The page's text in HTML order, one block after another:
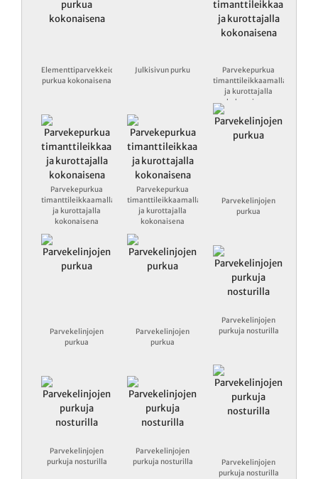
Elementtiparvekkeiden
purkua kokonaisena
Julkisivun purku
Parvekepurkua
timanttileikkaamalla
ja kurottajalla
kokonaisena
Parvekepurkua
timanttileikkaamalla
ja kurottajalla
kokonaisena
Parvekepurkua
timanttileikkaamalla
ja kurottajalla
kokonaisena
Parvekelinjojen
purkua
Parvekelinjojen
purkua
Parvekelinjojen
purkua
Parvekelinjojen
purkuja nosturilla
Parvekelinjojen
purkuja nosturilla
Parvekelinjojen
purkuja nosturilla
Parvekelinjojen
purkuja nosturilla